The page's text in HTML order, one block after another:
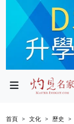
政局
財經
首頁 文化 歷史